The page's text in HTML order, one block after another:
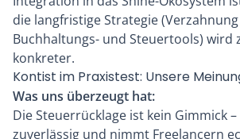
die langfristige Strategie
Buchhaltungs- und Steuertools) wird
konkreter.
Kontist im Praxistest: Unsere
Was uns überzeugt hat:
Die Steuerrücklage ist kein Gimmick
zuverlässig und nimmt Freelancern